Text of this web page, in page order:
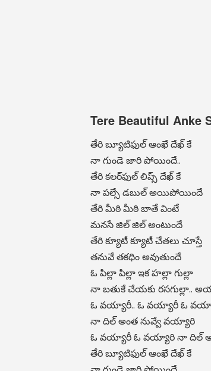
Tere Beautiful Anke
తేరి బ్యూటిఫుల్ ఆంఖే దేఖ్ కే
నా గుండె జారి పోయిందే..
తేరి కలర్‌ఫుల్ లిప్స్ దేఖ్ కే
నా పల్సే డబుల్ అయిపోయిందే
తేరి మీఠి మీఠి బాతే వింటే
మనసే జిల్ జిల్ అంటుందే
తేరి క్యూటీ క్యూటీ చేతలు చూస్తే
తనువే తకధిం అవుతుందే
ఓ పిల్లా పిల్లా ఇక హల్లా గుల్లా
నా బతుకే చేయకు రసగుల్లా..
ఓ వయ్యారీ.. ఓ వయ్యారీ ఓ
నా దిల్ అంత నువ్వే వయ్యారి
ఓ వయ్యారీ ఓ వయ్యారి నా దిల్
తేరి బ్యూటిఫుల్ ఆంఖే దేఖ్ కే